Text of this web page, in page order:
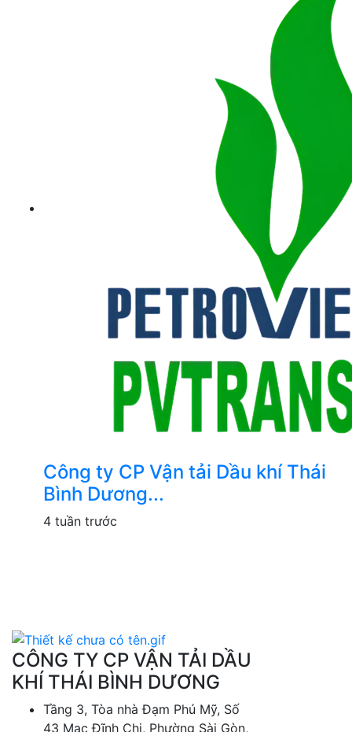
Công ty CP Vận tải Dầu khí Thái
Bình Dương...
4 tuần trước
CÔNG TY CP VẬN TẢI DẦU
KHÍ THÁI BÌNH DƯƠNG
Tầng 3, Tòa nhà Đạm Phú Mỹ, Số
43 Mạc Đĩnh Chi, Phường Sài Gòn,